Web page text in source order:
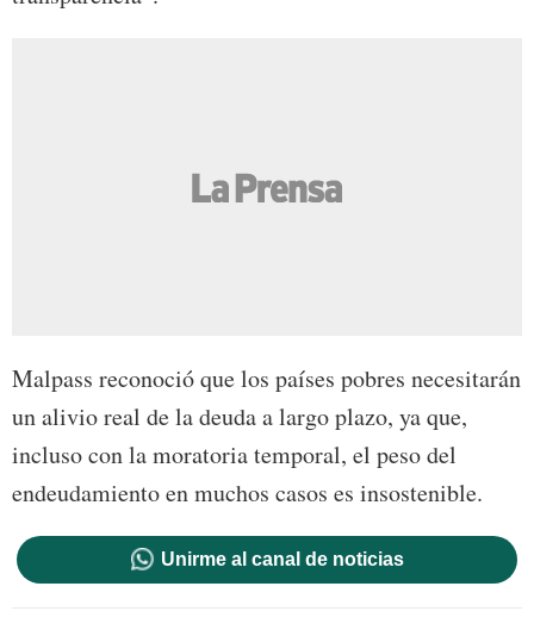
Malpass reconoció que los países pobres necesitarán
un alivio real de la deuda a largo plazo, ya que,
incluso con la moratoria temporal, el peso del
endeudamiento en muchos casos es insostenible.
Unirme al canal de noticias